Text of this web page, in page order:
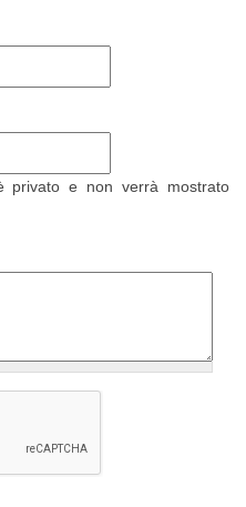
privato e non verrà mostrato